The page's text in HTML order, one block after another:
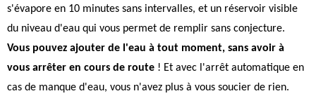
s'évapore en 10 minutes sans intervalles, et un réservoir visible
du niveau d'eau qui vous permet de remplir sans conjecture.
Vous pouvez ajouter de l'eau à tout moment, sans avoir à
vous arrêter en cours de route ! Et avec l'arrêt automatique en
cas de manque d'eau, vous n'avez plus à vous soucier de rien.